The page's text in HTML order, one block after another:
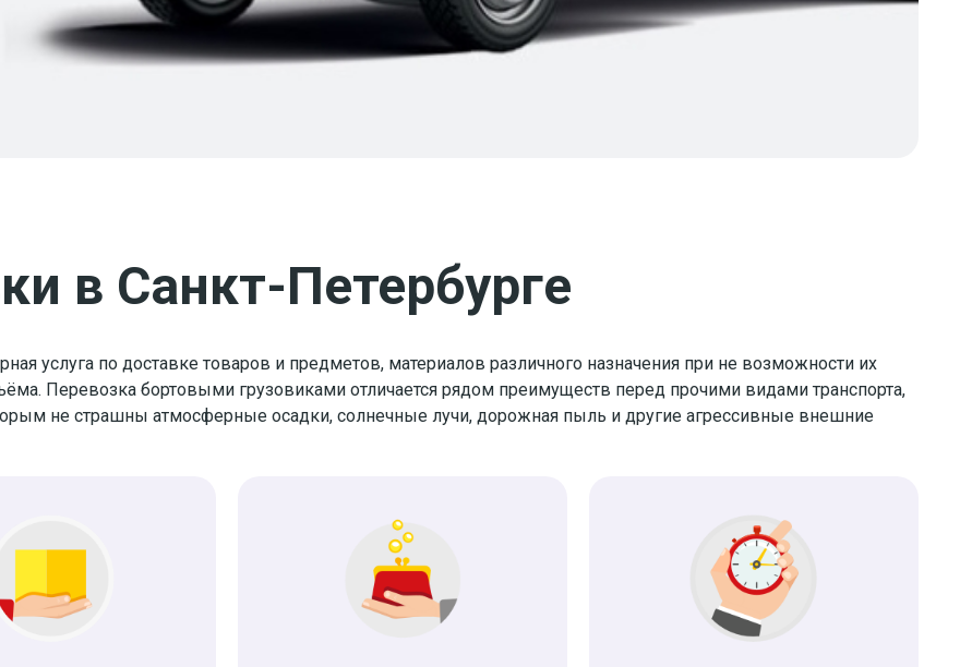
в Санкт-Петербурге
услуга по доставке товаров и предметов, материалов различного назначения при не возможности их
Перевозка бортовыми грузовиками отличается рядом преимуществ перед прочими видами транспорта,
не страшны атмосферные осадки, солнечные лучи, дорожная пыль и другие агрессивные внешние